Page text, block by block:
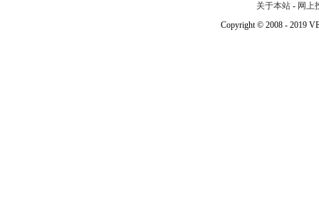
关于本站 - 网上
Copyright © 2008 - 2019